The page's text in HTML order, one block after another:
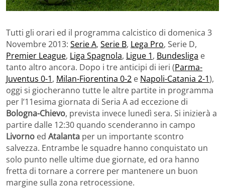
Tutti gli orari ed il programma calcistico di domenica 3
Novembre 2013: Serie A, Serie B, Lega Pro, Serie D,
Premier League, Liga Spagnola, Ligue 1, Bundesliga e
tanto altro ancora. Dopo i tre anticipi di ieri (Parma-
Juventus 0-1, Milan-Fiorentina 0-2 e Napoli-Catania 2-1),
oggi si giocheranno tutte le altre partite in programma
per l’11esima giornata di Seria A ad eccezione di
Bologna-Chievo, prevista invece lunedì sera. Si inizierà a
partire dalle 12:30 quando scenderanno in campo
Livorno ed Atalanta per un importante scontro
salvezza. Entrambe le squadre hanno conquistato un
solo punto nelle ultime due giornate, ed ora hanno
fretta di tornare a correre per mantenere un buon
margine sulla zona retrocessione.